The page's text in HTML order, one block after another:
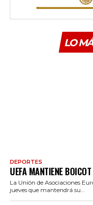
LO
DEPORTES
UEFA MANTIENE
La Unión de Asociaciones
jueves que mantendrá su...